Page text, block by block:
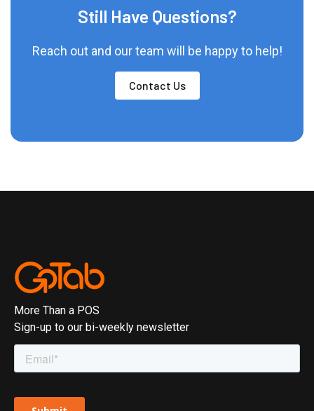
Still Have Questions?
Reach out and our team will be happy to help!
Contact Us
More Than a POS
Sign-up to our bi-weekly newsletter